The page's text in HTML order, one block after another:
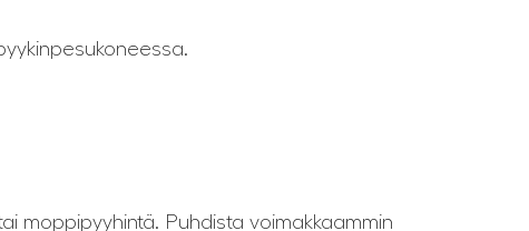
moppipyyhintä. Puhdista voimakkaammin